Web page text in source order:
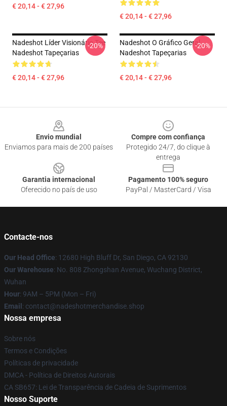
€ 20,14 - € 27,96
€ 20,14 - € 27,96
Nadeshot Líder Visionário Tee
Nadeshot Tapeçarias
€ 20,14 - € 27,96
-20%
Nadeshot O Gráfico Geral
Nadeshot Tapeçarias
€ 20,14 - € 27,96
-20%
Envio mundial
Enviamos para mais de 200 países
Compre com confiança
Protegido 24/7, do clique à
entrega
Garantia internacional
Oferecido no país de uso
Pagamento 100% seguro
PayPal / MasterCard / Visa
Contacte-nos
Our Head Office: 12680 High Bluff Dr, San Diego, CA 92130
Our Warehouse: No. 808 Zhongshan Avenue, Wuchang District,
Wuhan
Hour: 9AM – 5PM (Mon – Fri)
Email : contact@nadeshotmerchandise.shop
Nossa empresa
Sobre nós
Termos e Condições
Políticas de privacidade
DMCA - Política de Direitos Autorais
CA SB657: Lei de Transparência de Cadeia de Suprimentos
Nosso Suporte